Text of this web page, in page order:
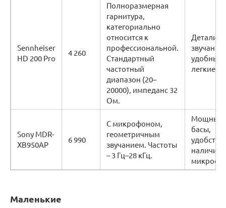
Sennheiser
HD 200 Pro
4 260
Полноразмерная
гарнитура,
категориально
относится к
профессиональной.
Стандартный
частотный
диапазон (20–
20000), импеданс 32
Ом.
звучания,
удобные,
легкие.
Sony MDR-
XB950AP
6 990
С микрофоном,
геометричным
звучанием. Частоты
– 3 Гц–28 кГц.
Мощные
басы,
удобство,
наличие
Маленькие